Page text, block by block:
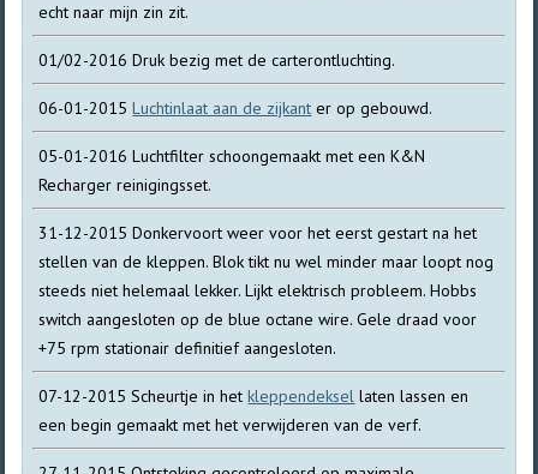
echt naar mijn zin zit.
01/02-2016 Druk bezig met de carterontluchting.
06-01-2015Luchtinlaat aan de zijkant er op gebouwd.
05-01-2016 Luchtfilter schoongemaakt met een K&N
Recharger reinigingsset.
31-12-2015 Donkervoort weer voor het eerst gestart na het
stellen van de kleppen. Blok tikt nu wel minder maar loopt nog
steeds niet helemaal lekker. Lijkt elektrisch probleem. Hobbs
switch aangesloten op de blue octane wire. Gele draad voor
+75 rpm stationair definitief aangesloten.
07-12-2015 Scheurtje in hetkleppendeksel laten lassen en
een begin gemaakt met het verwijderen van de verf.